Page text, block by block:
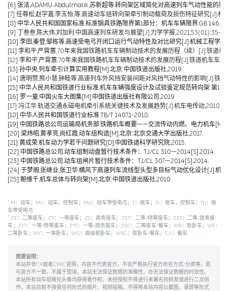
[6] 张洁,ADAMU Abdulmalik,苏新超等.转向架区域简化对高速列车气动性能的
[7] 任尊松,赵宇嘉,李玉怡,等.高速动车组转向架牵引制动载荷及损伤特征研究[J].机
[8] 中华人民共和国国家标准.标准锅具铁路限界第1部分：机车车辆限界.GB
[9] 丁叁叁,陈大伟,刘加利.中国高速列车研发与展望[J].力学学报,2021,53(01):35-
[10] 李田,秦登,邹栋等.高速受电弓开闭口运行气动特性及对比研究[J].机械工程学
[11] 李和平,严霄蕙.70年来我国铁路机车车辆制动技术的发展历程（续）[J].铁道
[12] 李和平,严霄蕙.70年来我国铁路机车车辆制动技术的发展历程[J].铁道机车车
[13] 孙中央.列车牵引计算实用教程[M].北京:中国铁道出版社,2019.
[14] 唐明赞,熊小慧,钟睦等.高速列车外风挡安装间距对风挡气动特性的影响[J].铁
[15] 中华人民共和国铁道行业标准.机车车辆强度设计及试验鉴定规范转向架 第1
[16] 罗一童.中国火车大图集[M].中国铁道出版社有限公司,2019
[17] 冯江华.轨道交通永磁电机牵引系统关键技术及发展趋势[J].机车电传动
[18] 中华人民共和国铁道行业标准.TB/T 1407.1-2018.
[19] 中国铁路总公司运输局机务部.铁路机车概要——交流传动内燃、电力机车[M].
[20] 梁炜昭,黄孝亮,尚红霞.动车组构造[M].北京:北京交通大学出版社,2017.
[21] 黄成荣.机车动力学若干问题研究[D].中国铁道科学研究院,2015.
[22] 中国铁路总公司.动车组制动盘暂行技术条件：TJ/CL 310—2014[S].2014.
[23] 中国铁路总公司.动车组闸片暂行技术条件：TJ/CL 307—2014[S].2014.
[24] 于梦阁,张继业,张卫华.横风下高速列车流线型头型多目标气动优化设计[J].机
[25] 鲍维千,机车总体与转向架[M].北京:中国铁道出版社,2010.
* M：动车；Mc：动车，控制车；Mp：动车带受电弓；T：拖车；Tc：拖车，控制车；Tp：拖
车带受电弓
* ZE：二等座车；ZY：一等座车；ZS：商务座车；ZET：二等/特等座车；ZES：二等/商务座
车；ZYT：一等/特等座车；ZYS：一等/商务座车；ZEC：二等座车/餐车；WR：软卧车；WE：
二等卧车；WY：一等卧车；WG：高级软卧车；WRC：软卧车/餐车；CA：餐车
简要说明：
本站并非CR或者CRRC官网，内容不代表官方，不会严格执行官方命名方式/分类等，若
与官方不一致，不属于错误。本站无法保证数据的准确性，亦无法保证数据的时效性。
本站所有动车组萌化头像均获得著作权，未经授权不得进行未署名的转发或进行二次创
作。本站目前不接受任何形式的图片、视频投稿。不得将本站内容以截图、录屏等形式